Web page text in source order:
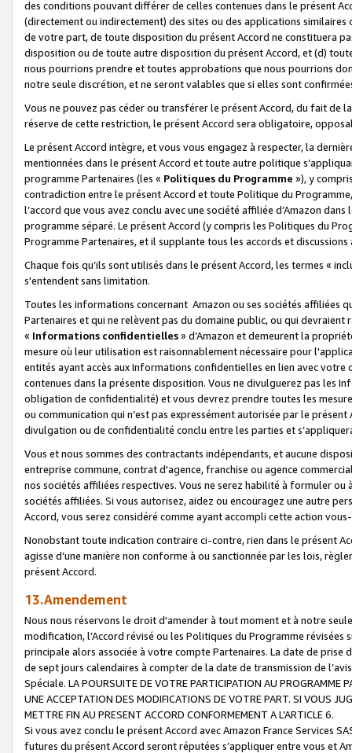
des conditions pouvant différer de celles contenues dans le présent
(directement ou indirectement) des sites ou des applications
de votre part, de toute disposition du présent Accord ne constituera
disposition ou de toute autre disposition du présent Accord, et (d)
nous pourrions prendre et toutes approbations que nous pourrions
notre seule discrétion, et ne seront valables que si elles sont
Vous ne pouvez pas céder ou transférer le présent Accord, du fait de
réserve de cette restriction, le présent Accord sera obligatoire,
Le présent Accord intègre, et vous vous engagez à respecter, la
mentionnées dans le présent Accord et toute autre politique
programme Partenaires (les « Politiques du Programme »), y
contradiction entre le présent Accord et toute Politique du
l’accord que vous avez conclu avec une société affiliée d’Amazon
programme séparé. Le présent Accord (y compris les Politiques du
Programme Partenaires, et il supplante tous les accords et discussions
Chaque fois qu’ils sont utilisés dans le présent Accord, les termes «
s'entendent sans limitation.
Toutes les informations concernant Amazon ou ses sociétés affiliées
Partenaires et qui ne relèvent pas du domaine public, ou qui
« Informations confidentielles» d’Amazon et demeurent la
mesure où leur utilisation est raisonnablement nécessaire pour
entités ayant accès aux Informations confidentielles en lien avec
contenues dans la présente disposition. Vous ne divulguerez pas les
obligation de confidentialité) et vous devrez prendre toutes les
ou communication qui n’est pas expressément autorisée par le
divulgation ou de confidentialité conclu entre les parties et
Vous et nous sommes des contractants indépendants, et aucune
entreprise commune, contrat d'agence, franchise ou agence
nos sociétés affiliées respectives. Vous ne serez habilité à formuler
sociétés affiliées. Si vous autorisez, aidez ou encouragez une autre
Accord, vous serez considéré comme ayant accompli cette action
Nonobstant toute indication contraire ci-contre, rien dans le présent
agisse d’une manière non conforme à ou sanctionnée par les lois,
présent Accord.
13.Amendement
Nous nous réservons le droit d'amender à tout moment et à notre
modification, l’Accord révisé ou les Politiques du Programme
principale alors associée à votre compte Partenaires. La date de
de sept jours calendaires à compter de la date de transmission de
Spéciale. LA POURSUITE DE VOTRE PARTICIPATION AU PROGRAMME
UNE ACCEPTATION DES MODIFICATIONS DE VOTRE PART. SI VOUS
METTRE FIN AU PRESENT ACCORD CONFORMEMENT A L’ARTICLE 6.
Si vous avez conclu le présent Accord avec Amazon France Services
futures du présent Accord seront réputées s’appliquer entre vous et